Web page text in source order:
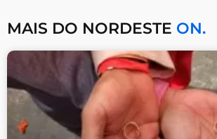
MAIS DO NORDESTE ON.